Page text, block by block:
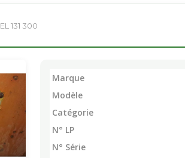
KUHN EL 131 300
Marque
Modèle
Catégorie
N° LP
N° Série